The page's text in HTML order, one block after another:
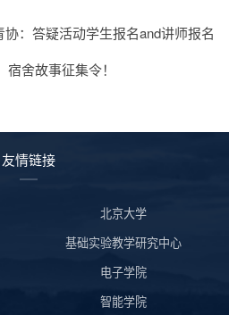
协：答疑活动学生报名and讲师报名
舍故事征集令！
友情链接
北京大学
基础实验教学研究中心
电子学院
智能学院